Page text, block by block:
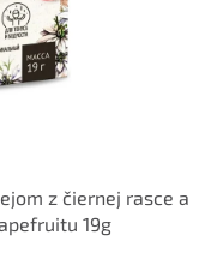
z čiernej rasce a
19g